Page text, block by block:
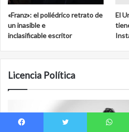
«Franz»: el poliédrico retrato de
un inasible e
inclasificable escritor
El
Licencia Política
antineoliberal